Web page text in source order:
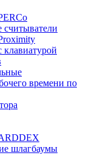
считыватели
времени по
шлагбаумы